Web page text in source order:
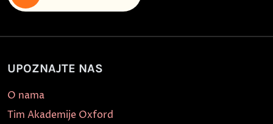
UPOZNAJTE NAS
O nama
Tim Akademije Oxford